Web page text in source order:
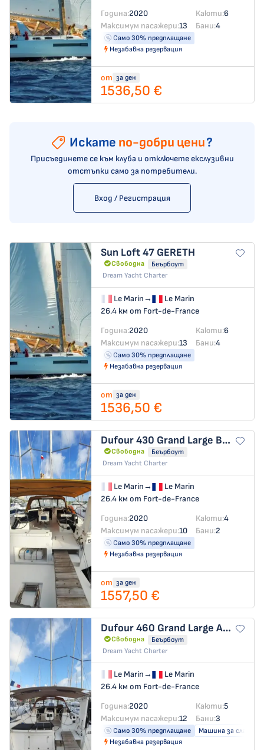
Година:2020 Каюти:6
Максимум пасажери:13 Бани:4
Само 30% предплащане
Незабавна резервация
от за ден
1536,50 €
Искате по-добри цени?
Присъединете се към клуба и отключете екслузивни
отстъпки само за потребители.
Вход / Регистрация
Sun Loft 47 GERETH
Свободна
Беърбоут
Dream Yacht Charter
Le Marin→
Le Marin
26.4 км от Fort-de-France
Година:2020 Каюти:6
Максимум пасажери:13 Бани:4
Само 30% предплащане
Незабавна резервация
от за ден
1536,50 €
Dufour 430 Grand Large BESRA
Свободна
Беърбоут
Dream Yacht Charter
Le Marin→
Le Marin
26.4 км от Fort-de-France
Година:2020 Каюти:4
Максимум пасажери:10 Бани:2
Само 30% предплащане
Незабавна резервация
от за ден
1557,50 €
Dufour 460 Grand Large ALBATROSS
Свободна
Беърбоут
Dream Yacht Charter
Le Marin→
Le Marin
26.4 км от Fort-de-France
Година:2020 Каюти:5
Максимум пасажери:12 Бани:3
Само 30% предплащане
Машина за сладка
Незабавна резервация